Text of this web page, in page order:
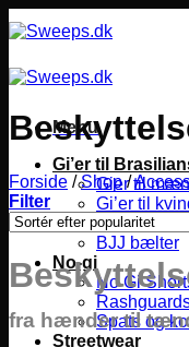
til
Menu
Gi’er til
Gier til
Gi’er til
Gier til børn
BJJ bælter
No-gi
No Gi
Spats og
Streetwear
Forside / Shop /
Filter
fra hænder til